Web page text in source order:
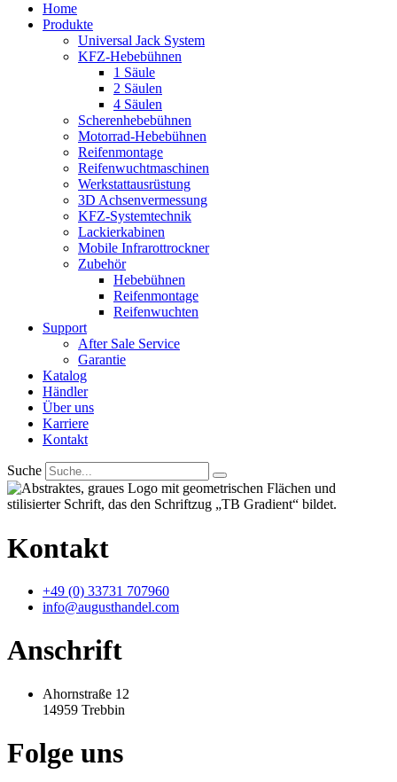
Home
Produkte
Universal Jack System
KFZ-Hebebühnen
1 Säule
2 Säulen
4 Säulen
Scherenhebebühnen
Motorrad-Hebebühnen
Reifenmontage
Reifenwuchtmaschinen
Werkstattausrüstung
3D Achsenvermessung
KFZ-Systemtechnik
Lackierkabinen
Mobile Infrarottrockner
Zubehör
Hebebühnen
Reifenmontage
Reifenwuchten
Support
After Sale Service
Garantie
Katalog
Händler
Über uns
Karriere
Kontakt
Suche
Kontakt
+49 (0) 33731 707960
info@augusthandel.com
Anschrift
Ahornstraße 12
14959 Trebbin
Folge uns